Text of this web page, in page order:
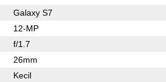
Galaxy S7
12-MP
f/1.7
26mm
Kecil